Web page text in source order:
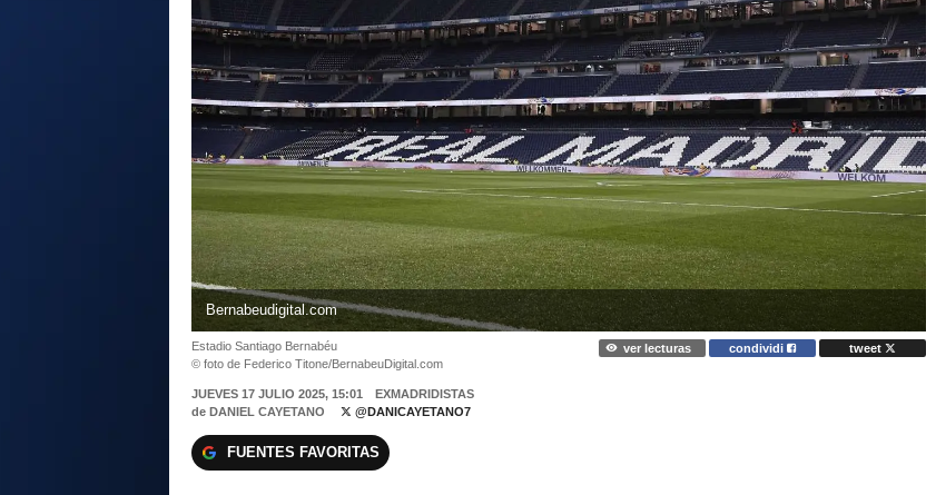
Bernabeudigital.com
Estadio Santiago Bernabéu
© foto de Federico Titone/BernabeuDigital.com
ver lecturas condividi tweet
JUEVES 17 JULIO 2025, 15:01
EXMADRIDISTAS
de DANIEL CAYETANO @DANICAYETANO7
FUENTES FAVORITAS